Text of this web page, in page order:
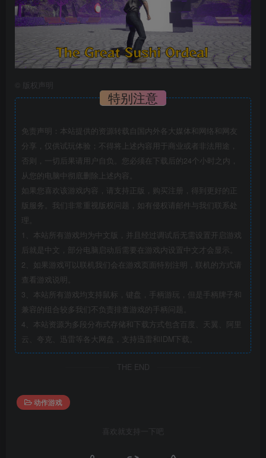
版权声明
特别注意
免责声明：本站提供的资源转载自国内外各大媒体和网络和网友
分享，仅供试玩体验；不得将上述内容用于商业或者非法用途，
否则，一切后果请用户自负。您必须在下载后的24个小时之内，
从您的电脑中彻底删除上述内容。
如果您喜欢该游戏内容，请支持正版，购买注册，得到更好的正
版服务。我们非常重视版权问题，如有侵权请邮件与我们联系处
理。
1、本站所有游戏均为中文版，并且经过调试后无需设置开启游戏
后就是中文，部分电脑启动后需要在游戏内设置中文才会显示。
2、如果游戏可以联机我们会在游戏页面特别注明，联机的方式请
查看游戏说明。
3、本站所有游戏均支持鼠标，键盘，手柄游玩，但是手柄牌子和
兼容的组合较多我们不负责排查游戏的手柄问题。
4、本站资源为多段分布式存储和下载方式包含百度、天翼、阿里
云、夸克、迅雷等各大网盘，支持迅雷和IDM下载。
THE END
动作游戏
喜欢就支持一下吧